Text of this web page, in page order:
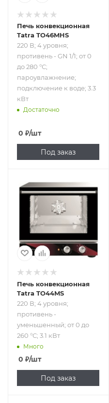
Печь конвекционная
Tatra TO46MHS
220 В; 4 уровня;
противень - GN 1/1; от 0
до 280 °С;
пароувлажнение;
подключение к воде; 3.3
кВт
Достаточно
0 ₽/шт
Под заказ
Подпись к товару
220 В; 4 уровня;
противень -
уменьшенный; от
0 до 260 °С; 3.1 кВт
Печь конвекционная
Tatra TO44MS
220 В; 4 уровня;
противень -
уменьшенный; от 0 до
260 °С; 3.1 кВт
Много
0 ₽/шт
Под заказ